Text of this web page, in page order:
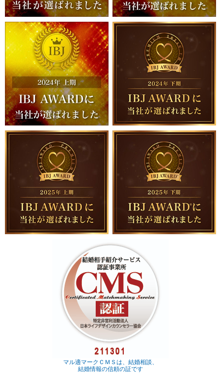
マル適マークＣＭＳは、結婚相談、
結婚情報の信頼の証です